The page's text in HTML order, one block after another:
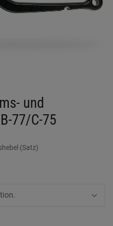
und
77/C-75
(Satz)